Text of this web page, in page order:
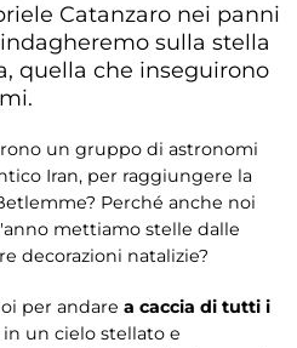
Catanzaro nei panni
sulla stella
quella che inseguirono
un gruppo di astronomi
Iran, per raggiungere la
Perché anche noi
mettiamo stelle dalle
decorazioni natalizie?
per andare a caccia di tutti i
in un cielo stellato e